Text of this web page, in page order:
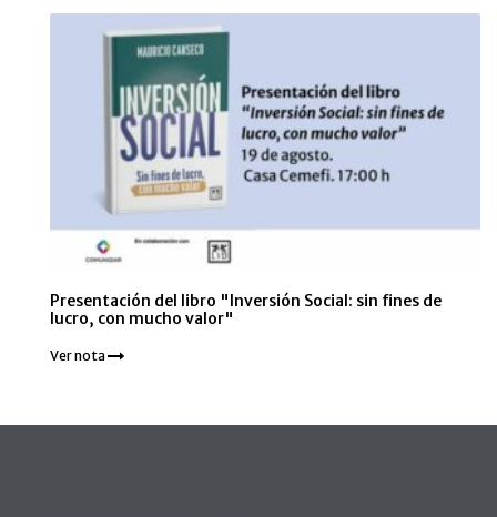
Presentación del libro "Inversión Social: sin fines de
lucro, con mucho valor"
Ver nota